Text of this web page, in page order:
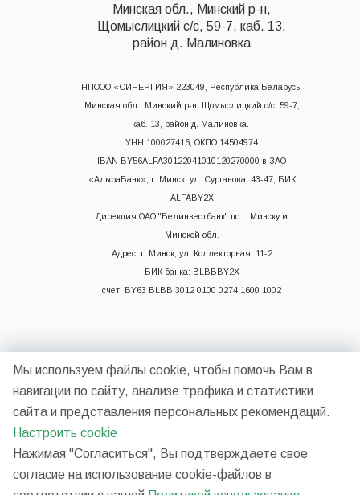
Минская обл., Минский р-н,
Щомыслицкий с/с, 59-7, каб. 13,
район д. Малиновка
НПООО «СИНЕРГИЯ» 223049, Республика Беларусь,
Минская обл., Минский р-н, Щомыслицкий с/с, 59-7,
каб. 13, район д. Малиновка.
УНН 100027416, ОКПО 14504974
IBAN BY56ALFA30122041010120270000 в ЗАО
«АльфаБанк», г. Минск, ул. Сурганова, 43-47, БИК
ALFABY2X
Дирекция ОАО "Белинвестбанк" по г. Минску и
Минской обл.
Адрес: г. Минск, ул. Коллекторная, 11-2
БИК банка: BLBBBY2X
счет: BY63 BLBB 3012 0100 0274 1600 1002
2026 © НП ООО "Синергия"
Мы используем файлы cookie, чтобы помочь Вам в
навигации по сайту, анализе трафика и статистики
сайта и представления персональных рекомендаций.
Настроить cookie
Нажимая "Согласиться", Вы подтверждаете свое
согласие на использование cookie-файлов в